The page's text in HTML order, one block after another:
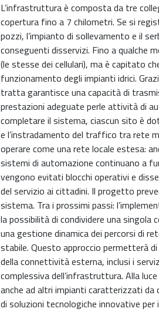
L’infrastruttura è composta da tre
copertura fino a 7 chilometri. Se si
pozzi, l’impianto di sollevamento e il
conseguenti disservizi. Fino a qualche
(le stesse dei cellulari), ma è capitato
funzionamento degli impianti idrici.
tratta garantisce una capacità di
prestazioni adeguate perle attività di
completare il sistema, ciascun sito è
e l’instradamento del traffico tra rete
operare come una rete locale estesa:
sistemi di automazione continuano a
vengono evitati blocchi operativi e
del servizio ai cittadini. Il progetto
sistema. Tra i prossimi passi:
la possibilità di condividere una singola
una gestione dinamica dei percorsi di
stabile. Questo approccio permetterà
della connettività esterna, inclusi i
complessiva dell’infrastruttura. Alla
anche ad altri impianti caratterizzati da
di soluzioni tecnologiche innovative